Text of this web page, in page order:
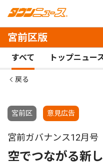
宮前区版
すべて トップニュー
戻る
宮前区 意見広告
宮前ガバナンス12月
空でつながる新